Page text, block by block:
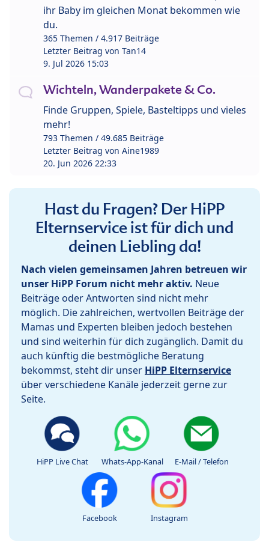
ihr Baby im gleichen Monat bekommen wie
du.
365 Themen / 4.917 Beiträge
Letzter Beitrag von Tan14
9. Jul 2026 15:03
Wichteln, Wanderpakete & Co.
Finde Gruppen, Spiele, Basteltipps und vieles
mehr!
793 Themen / 49.685 Beiträge
Letzter Beitrag von Aine1989
20. Jun 2026 22:33
Hast du Fragen? Der HiPP
Elternservice ist für dich und
deinen Liebling da!
Nach vielen gemeinsamen Jahren betreuen wir
unser HiPP Forum nicht mehr aktiv. Neue
Beiträge oder Antworten sind nicht mehr
möglich. Die zahlreichen, wertvollen Beiträge der
Mamas und Experten bleiben jedoch bestehen
und sind weiterhin für dich zugänglich. Damit du
auch künftig die bestmögliche Beratung
bekommst, steht dir unser HiPP Elternservice
über verschiedene Kanäle jederzeit gerne zur
Seite.
HiPP Live Chat Whats-App-Kanal E-Mail / Telefon
Facebook Instagram